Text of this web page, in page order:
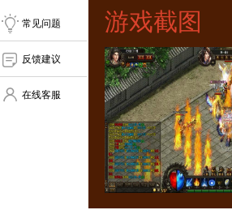
常见问题
反馈建议
在线客服
游戏截图